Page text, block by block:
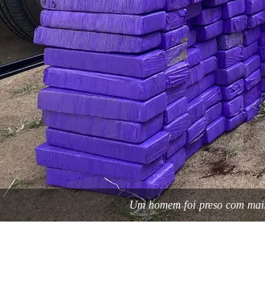
Um homem foi preso com